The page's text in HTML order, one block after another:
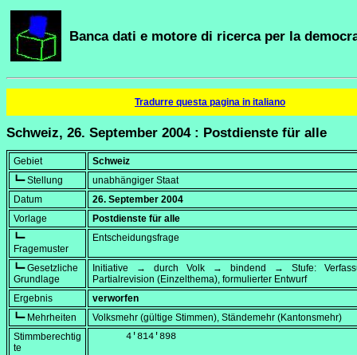
Banca dati e motore di ricerca per la
Tradurre questa pagina in italiano
Schweiz, 26. September 2004 : Postdienste für alle
Gebiet
Schweiz
┗━ Stellung
unabhängiger Staat
Datum
26. September 2004
Vorlage
Postdienste für alle
┗━
Fragemuster
Entscheidungsfrage
┗━ Gesetzliche
Grundlage
Initiative → durch Volk → bindend → Stufe:
Partialrevision (Einzelthema), formulierter Entwurf
Ergebnis
verworfen
┗━ Mehrheiten
Volksmehr (gültige Stimmen), Ständemehr (Kantonsmehr)
Stimmberechtig
te
      4'814'898